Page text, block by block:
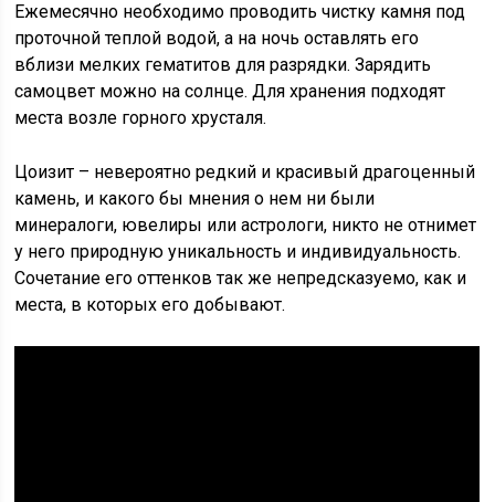
Ежемесячно необходимо проводить чистку камня под
проточной теплой водой, а на ночь оставлять его
вблизи мелких гематитов для разрядки. Зарядить
самоцвет можно на солнце. Для хранения подходят
места возле горного хрусталя.
Цоизит – невероятно редкий и красивый драгоценный
камень, и какого бы мнения о нем ни были
минералоги, ювелиры или астрологи, никто не отнимет
у него природную уникальность и индивидуальность.
Сочетание его оттенков так же непредсказуемо, как и
места, в которых его добывают.